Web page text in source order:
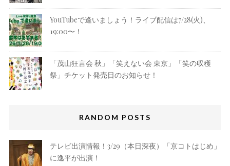
YouTubeで逢いましょう！ライブ配信は7/28(火)、
19:00〜！
「茂山狂言会 秋」「笑えない会 東京」「笑の収穫
祭」チケット発売日のお知らせ！
RANDOM POSTS
テレビ出演情報！3/29（本日深夜）「京コトはじめ」
に逸平が出演！